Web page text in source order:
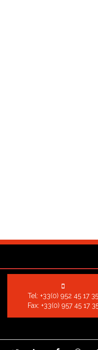
Tel:+33(0) 952 45 17 35
Fax: +33(0) 957 45 17